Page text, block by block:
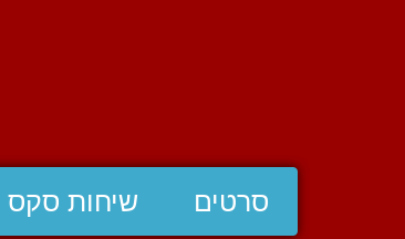
סרטים שיחות סקס